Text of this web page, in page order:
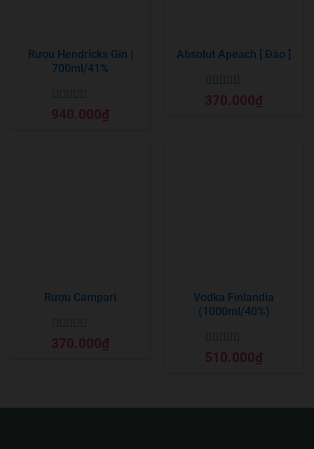
Rượu Hendricks Gin |
700ml/41%
Được xếp
hạng55 sao
940.000₫
Absolut Apeach [ Đào ]
Được xếp
hạng55 sao
370.000₫
Rượu Campari
Được xếp
hạng55 sao
370.000₫
Vodka Finlandia
(1000ml/40%)
Được xếp
hạng55 sao
510.000₫